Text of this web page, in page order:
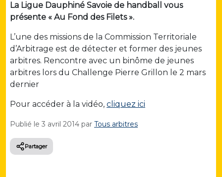
La Ligue Dauphiné Savoie de handball vous
présente « Au Fond des Filets ».
L’une des missions de la Commission Territoriale
d’Arbitrage est de détecter et former des jeunes
arbitres. Rencontre avec un binôme de jeunes
arbitres lors du Challenge Pierre Grillon le 2 mars
dernier
Pour accéder à la vidéo, cliquez ici
Publié le 3 avril 2014 par Tous arbitres
Partager